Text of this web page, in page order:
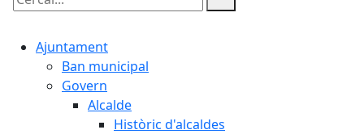
Cercar:
Ajuntament
Ban municipal
Govern
Alcalde
Històric d'alcaldes